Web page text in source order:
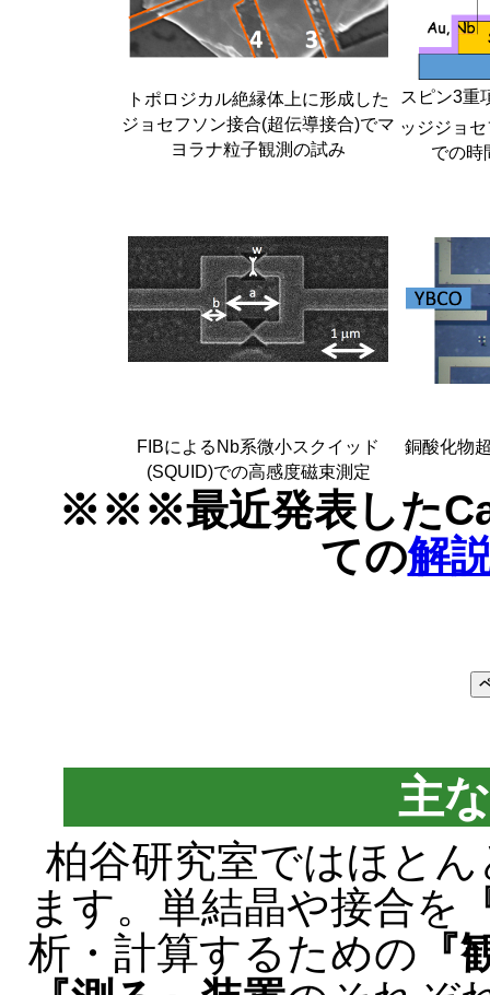
トポロジカル絶縁体上に形成した
ジョセフソン接合(超伝導接合)でマ
ヨラナ粒子観測の試み
スピン3重
ッジジョ
での時
FIBによるNb系微小スクイッド
(SQUID)での高感度磁束測定
銅酸化物
※※※最近発表した
ての解
主
柏谷研究室ではほと
ます。単結晶や接合を
析・計算するための 『